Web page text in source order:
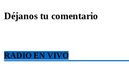
Déjanos tu comentario
RADIO EN VIVO